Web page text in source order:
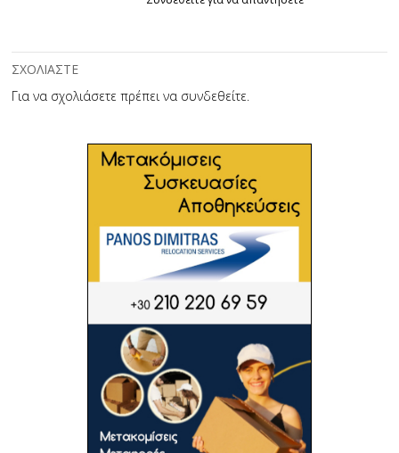
ΣΧΟΛΙΑΣΤΕ
Για να σχολιάσετε πρέπει να συνδεθείτε.